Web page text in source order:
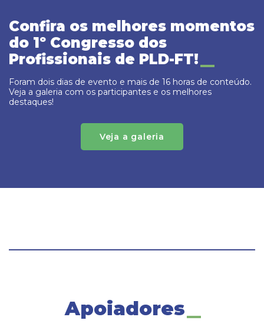
Confira os melhores momentos
do 1º Congresso dos
Profissionais de PLD-FT!
Foram dois dias de evento e mais de 16 horas de conteúdo.
Veja a galeria com os participantes e os melhores
destaques!
Veja a galeria
Apoiadores